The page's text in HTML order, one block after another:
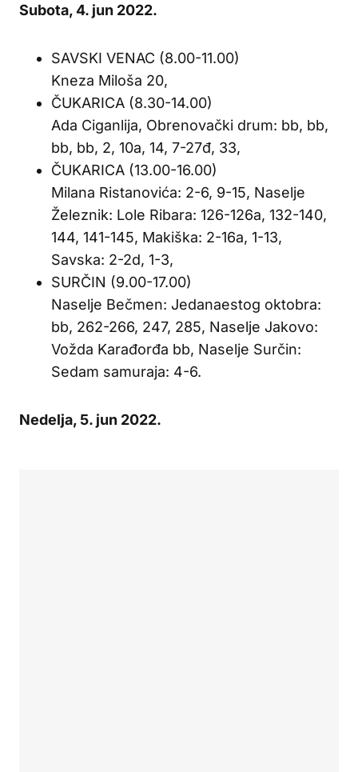
Subota, 4. jun 2022.
SAVSKI VENAC (8.00-11.00)
Kneza Miloša 20,
ČUKARICA (8.30-14.00)
Ada Ciganlija, Obrenovački drum: bb, bb,
bb, bb, 2, 10a, 14, 7-27đ, 33,
ČUKARICA (13.00-16.00)
Milana Ristanovića: 2-6, 9-15, Naselje
Železnik: Lole Ribara: 126-126a, 132-140,
144, 141-145, Makiška: 2-16a, 1-13,
Savska: 2-2d, 1-3,
SURČIN (9.00-17.00)
Naselje Bečmen: Jedanaestog oktobra:
bb, 262-266, 247, 285, Naselje Jakovo:
Vožda Karađorđa bb, Naselje Surčin:
Sedam samuraja: 4-6.
Nedelja, 5. jun 2022.